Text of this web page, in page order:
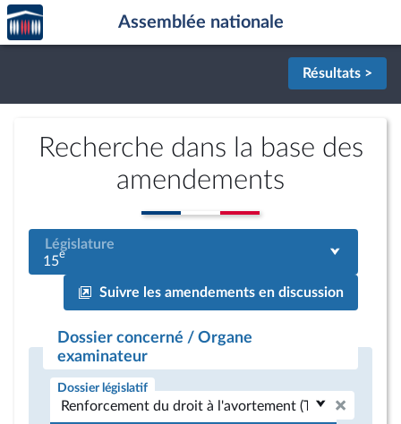
Aller au contenu
Aller en bas de la page
Accèder
à la
page
Assemblée nationale
Résultats >
Recherche dans la base des
amendements
Législature
15e
Suivre les amendements en discussion
Dossier concerné / Organe
examinateur
Dossier législatif